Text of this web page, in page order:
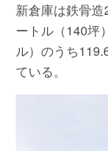
新倉庫は鉄骨
ートル（140坪
ル）のうち
ている。